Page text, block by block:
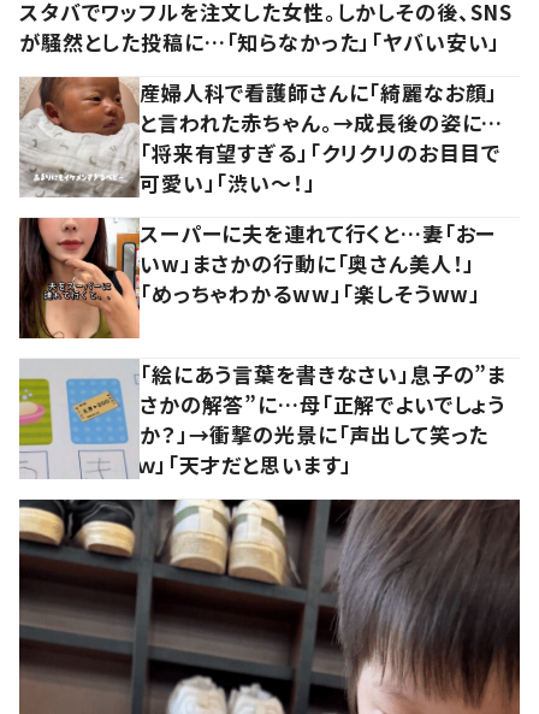
スタバでワッフルを注文した女性。しかしその後、SNS
が騒然とした投稿に…「知らなかった」「ヤバい安い」
産婦人科で看護師さんに「綺麗なお顔」
と言われた赤ちゃん。→成長後の姿に…
「将来有望すぎる」「クリクリのお目目で
可愛い」「渋い～！」
スーパーに夫を連れて行くと…妻「おー
いw」まさかの行動に「奥さん美人！」
「めっちゃわかるww」「楽しそうww」
「絵にあう言葉を書きなさい」息子の”ま
さかの解答”に…母「正解でよいでしょう
か？」→衝撃の光景に「声出して笑った
ｗ」「天才だと思います」